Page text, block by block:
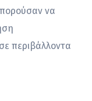
να
περιβάλλοντα